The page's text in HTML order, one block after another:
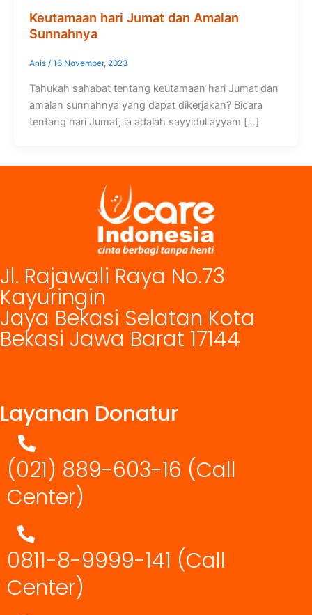
Keutamaan hari Jumat dan Amalan
Sunnahnya
Anis / 16 November, 2023
Tahukah sahabat tentang keutamaan hari Jumat dan
amalan sunnahnya yang dapat dikerjakan? Bicara
tentang hari Jumat, ia adalah sayyidul ayyam […]
Jl. Rajawali Raya No.73
Kayuringin
Jaya Bekasi Selatan Kota
Bekasi Jawa Barat 17144
Layanan Donatur
(021) 889-603-16 (Call
Center)
0811-8-9999-141 (Call
Center)